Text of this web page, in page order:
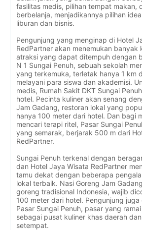
fasilitas medis, pilihan tempat makan,
berbelanja, menjadikannya pilihan
liburan dan bisnis.
Pengunjung yang menginap di Hotel
RedPartner akan menemukan banyak
atraksi yang dapat ditempuh dengan
N 1 Sungai Penuh, sebuah sekolah
yang terkemuka, terletak hanya 1 km
melayani para siswa dan akademisi.
medis, Rumah Sakit DKT Sungai
hotel. Pecinta kuliner akan senang
Jam Gadang, restoran lokal yang
hanya 100 meter dari hotel. Dan bagi
mencari terapi ritel, Pasar Sungai
yang semarak, berjarak 500 m dari
RedPartner.
Sungai Penuh terkenal dengan
dan Hotel Jaya Wisata RedPartner
tamu dekat dengan beberapa
lokal terbaik. Nasi Goreng Jam
goreng tradisional Indonesia, wajib
100 meter dari hotel. Pengunjung
Pasar Sungai Penuh, pasar yang
sebagai pusat kuliner khas daerah
setempat.